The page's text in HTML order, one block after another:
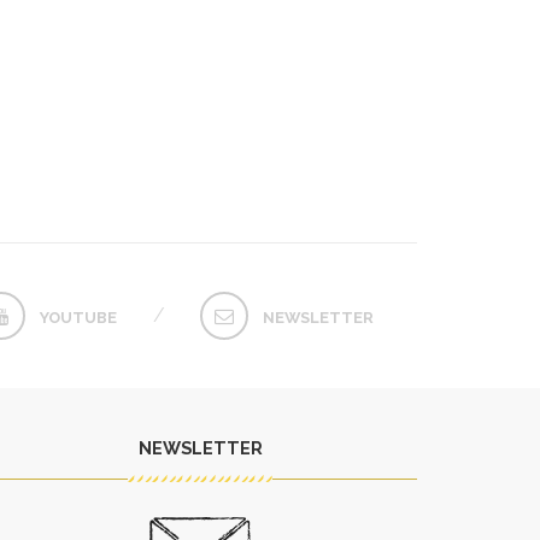
YOUTUBE NEWSLETTER
NEWSLETTER